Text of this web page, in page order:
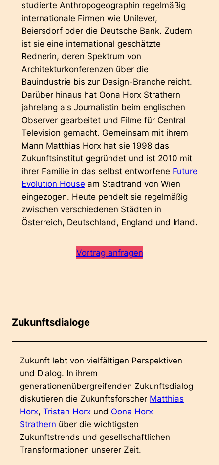
studierte Anthropogeographin regelmäßig
internationale Firmen wie Unilever,
Beiersdorf oder die Deutsche Bank. Zudem
ist sie eine international geschätzte
Rednerin, deren Spektrum von
Architekturkonferenzen über die
Bauindustrie bis zur Design-Branche reicht.
Darüber hinaus hat Oona Horx Strathern
jahrelang als Journalistin beim englischen
Observer gearbeitet und Filme für Central
Television gemacht. Gemeinsam mit ihrem
Mann Matthias Horx hat sie 1998 das
Zukunftsinstitut gegründet und ist 2010 mit
ihrer Familie in das selbst entworfene Future
Evolution House am Stadtrand von Wien
eingezogen. Heute pendelt sie regelmäßig
zwischen verschiedenen Städten in
Österreich, Deutschland, England und Irland.
Vortrag anfragen
Zukunftsdialoge
Zukunft lebt von vielfältigen Perspektiven
und Dialog. In ihrem
generationenübergreifenden Zukunftsdialog
diskutieren die Zukunftsforscher Matthias
Horx, Tristan Horx und Oona Horx
Strathern über die wichtigsten
Zukunftstrends und gesellschaftlichen
Transformationen unserer Zeit.